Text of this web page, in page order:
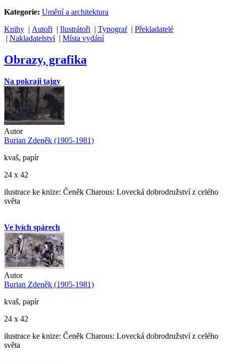
Kategorie: Umění a architektura
Knihy | Autoři | Ilustrátoři | Typograf| Překladatelé
| Nakladatelství| Místa vydání
Obrazy, grafika
Na pokraji tajgy
Autor
Burian Zdeněk (1905-1981)
kvaš, papír
24 x 42
ilustrace ke knize: Čeněk Charous: Lovecká dobrodružství z celého
světa
Ve lvích spárech
Autor
Burian Zdeněk (1905-1981)
kvaš, papír
24 x 42
ilustrace ke knize: Čeněk Charous: Lovecká dobrodružství z celého
světa